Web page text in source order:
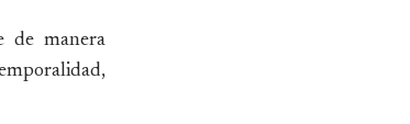
de manera